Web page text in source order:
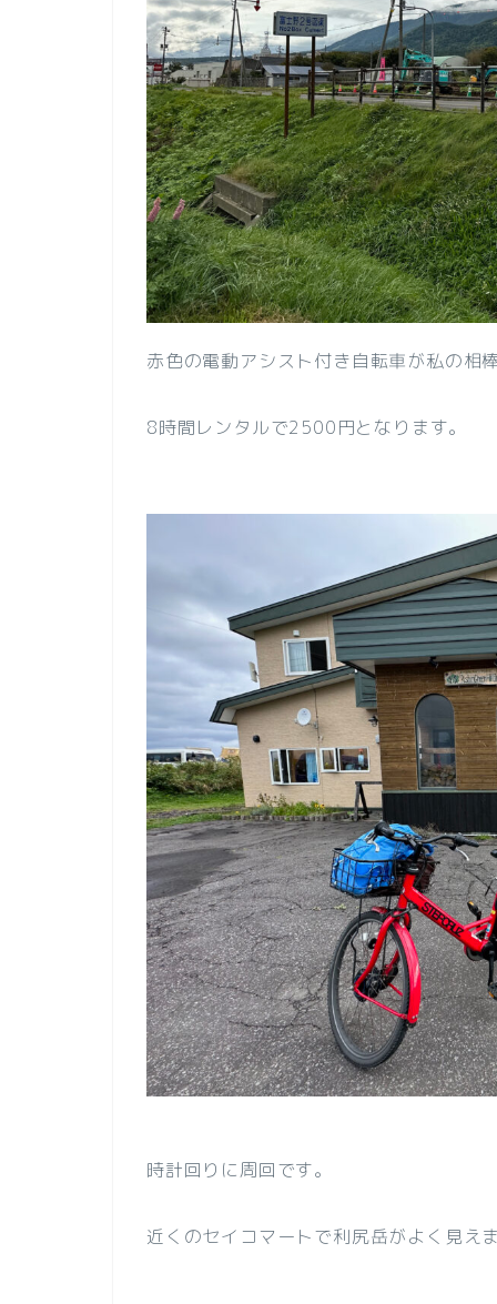
赤色の電動アシスト付き自転車が私の相
8時間レンタルで2500円となります。
時計回りに周回です。
近くのセイコマートで利尻岳がよく見え